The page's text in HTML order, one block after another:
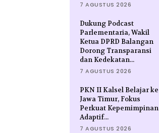
7 AGUSTUS 2026
Dukung Podcast
Parlementaria, Wakil
Ketua DPRD Balangan
Dorong Transparansi
dan Kedekatan...
7 AGUSTUS 2026
PKN II Kalsel Belajar ke
Jawa Timur, Fokus
Perkuat Kepemimpinan
Adaptif...
7 AGUSTUS 2026